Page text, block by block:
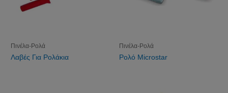
Πινέλα-Ρολά
Λαβές Για Ρολάκια
Πινέλα-Ρολά
Ρολό Microstar